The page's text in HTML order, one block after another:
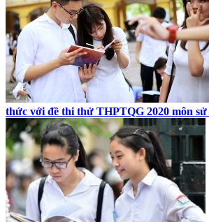
thức với đề thi thử THPTQG 2020 môn sử